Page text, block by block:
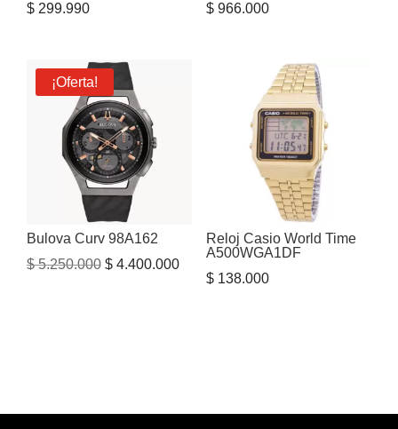
$ 299.990
$966.000
¡Oferta!
Bulova Curv 98A162
$5.250.000 El
$ 4.400.000El
precio
Reloj Casio World Time
A500WGA1DF
$138.000